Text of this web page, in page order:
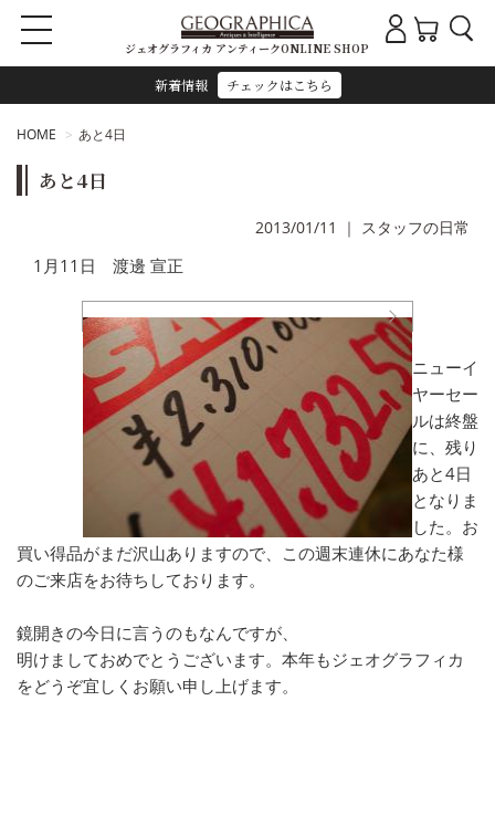
新着情報 チェックはこちら
ジェオグラフィカ アンティークONLINE SHOP
HOME あと4日
あと4日
2013/01/11 ｜ スタッフの日常
1月11日 渡邊 宣正
ニューイ
ヤーセー
ルは終盤
に、残り
あと4日
となりま
した。お
買い得品がまだ沢山ありますので、この週末連休にあなた様
のご来店をお待ちしております。
鏡開きの今日に言うのもなんですが、
明けましておめでとうございます。本年もジェオグラフィカ
をどうぞ宜しくお願い申し上げます。